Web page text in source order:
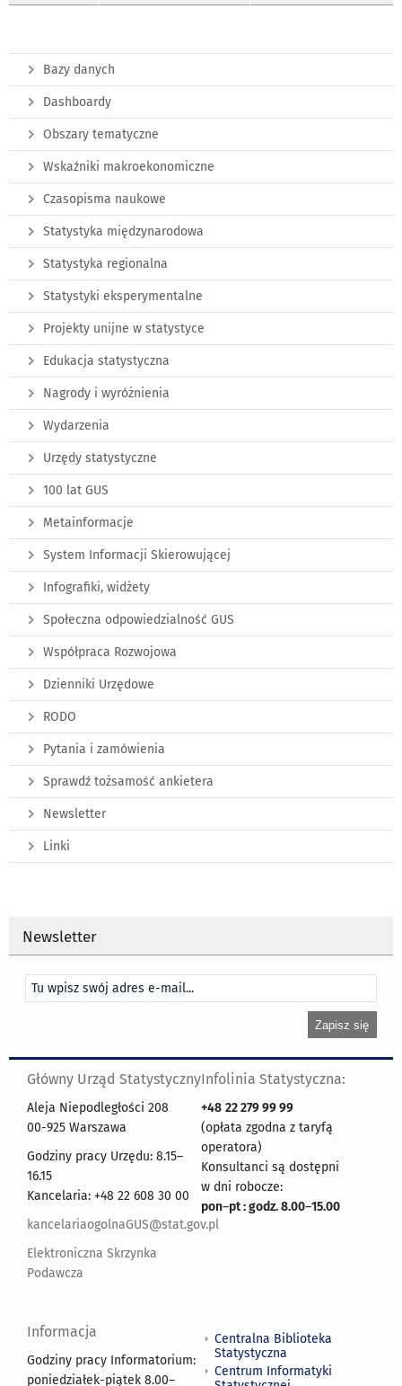
Bazy danych
Dashboardy
Obszary tematyczne
Wskaźniki makroekonomiczne
Czasopisma naukowe
Statystyka międzynarodowa
Statystyka regionalna
Statystyki eksperymentalne
Projekty unijne w statystyce
Edukacja statystyczna
Nagrody i wyróżnienia
Wydarzenia
Urzędy statystyczne
100 lat GUS
Metainformacje
System Informacji Skierowującej
Infografiki, widżety
Społeczna odpowiedzialność GUS
Współpraca Rozwojowa
Dzienniki Urzędowe
RODO
Pytania i zamówienia
Sprawdź tożsamość ankietera
Newsletter
Linki
Newsletter
Główny Urząd Statystyczny
Aleja Niepodległości 208
00-925 Warszawa
Godziny pracy Urzędu: 8.15–
16.15
Kancelaria: +48 22 608 30 00
kancelariaogolnaGUS@stat.gov.pl
Elektroniczna Skrzynka
Podawcza
Infolinia Statystyczna:
+48 22 279 99 99
(opłata zgodna z taryfą
operatora)
Konsultanci są dostępni
w dni robocze:
pon–pt : godz. 8.00–15.00
Informacja
Godziny pracy Informatorium:
poniedziałek-piątek 8.00–
Centralna Biblioteka
Statystyczna
Centrum Informatyki